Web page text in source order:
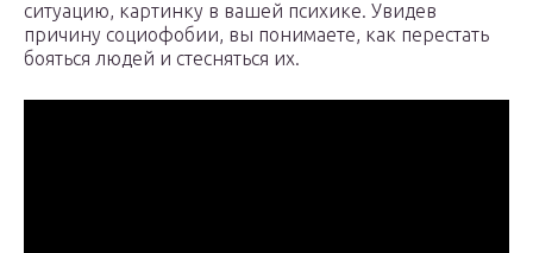
ситуацию, картинку в вашей психике. Увидев
причину социофобии, вы понимаете, как перестать
бояться людей и стесняться их.